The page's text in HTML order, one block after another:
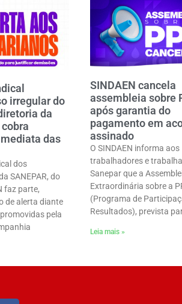
irregular do
da
cobra
das
dos
SANEPAR, do
faz parte,
de alerta diante
pela
SINDAEN cancela
assembleia sobre
após garantia do
pagamento em
assinado
O SINDAEN informa aos
trabalhadores e
Sanepar que a
Extraordinária sobre a
(Programa de
Resultados), prevista
Leia mais »